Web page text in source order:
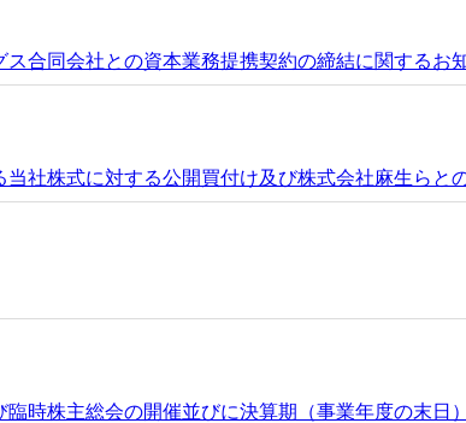
合同会社との資本業務提携契約の締結に関するお
社株式に対する公開買付け及び株式会社麻生らと
時株主総会の開催並びに決算期（事業年度の末日